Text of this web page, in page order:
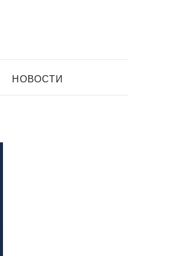
НОВОСТИ